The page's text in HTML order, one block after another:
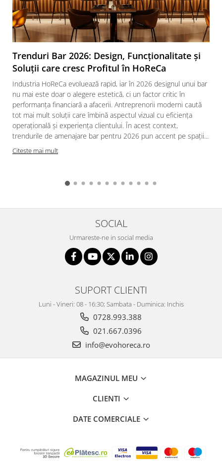
Trenduri Bar 2026: Design, Funcționalitate și
Soluții care cresc Profitul în HoReCa
Industria HoReCa evoluează rapid, iar în 2026 designul unui bar
nu mai este doar o alegere estetică, ci un factor critic în
performanța financiară a afacerii. Antreprenorii moderni caută
tot mai mult soluții care îmbină aspectul vizual cu eficiența
operațională și experiența clientului. În acest context,
trendurile de amenajare bar pentru 2026 pun accent pe spații...
Citeste mai mult
SOCIAL
Urmareste-ne in social media
SUPORT CLIENTI
Luni - Vineri: 08 - 16:30; Sambata - Duminica: Inchis
0728.993.388
021.667.0396
info@evohoreca.ro
MAGAZINUL MEU
CLIENTI
DATE COMERCIALE